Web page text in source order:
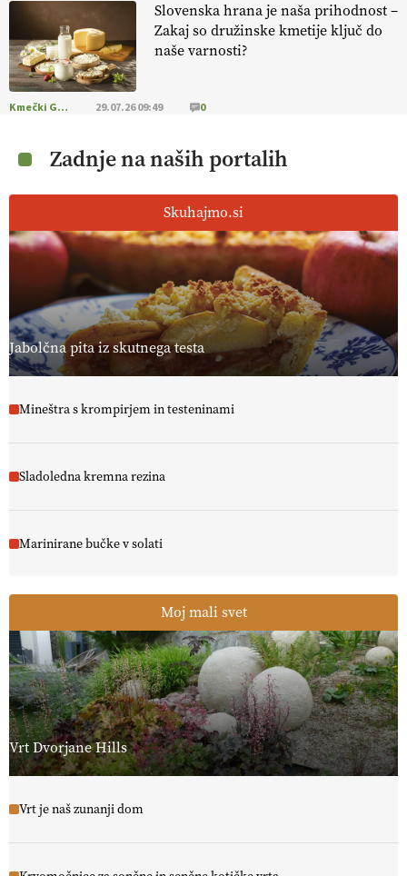
Slovenska hrana je naša prihodnost –
Zakaj so družinske kmetije ključ do
naše varnosti?
Kmečki Glas 29.07.26 09:49 0
Zadnje na naših portalih
Skuhajmo.si
Jabolčna pita iz skutnega testa
Mineštra s krompirjem in testeninami
Sladoledna kremna rezina
Marinirane bučke v solati
Moj mali svet
Vrt Dvorjane Hills
Vrt je naš zunanji dom